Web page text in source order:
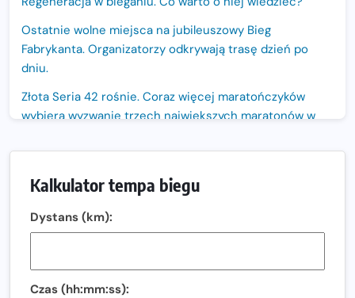
Ostatnie wolne miejsca na jubileuszowy Bieg
Fabrykanta. Organizatorzy odkrywają trasę dzień po
dniu.
Złota Seria 42 rośnie. Coraz więcej maratończyków
wybiera wyzwanie trzech największych maratonów w
Największy Bieg Powstania Warszawskiego w historii.
Ponad 12 tysięcy uczestników pobiegło dla Bohaterów!
Co ma dużo białka? Produkty, które warto włączyć do
diety
Kalkulator tempa biegu
Dystans (km):
Czas (hh:mm:ss):